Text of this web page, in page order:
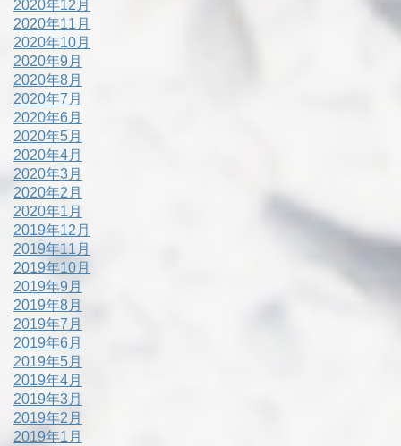
2020年12月
2020年11月
2020年10月
2020年9月
2020年8月
2020年7月
2020年6月
2020年5月
2020年4月
2020年3月
2020年2月
2020年1月
2019年12月
2019年11月
2019年10月
2019年9月
2019年8月
2019年7月
2019年6月
2019年5月
2019年4月
2019年3月
2019年2月
2019年1月